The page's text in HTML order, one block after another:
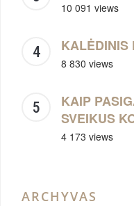
10 091 views
KALĖDINIS
8 830 views
KAIP
SVEIKUS
4 173 views
ARCHYVAS